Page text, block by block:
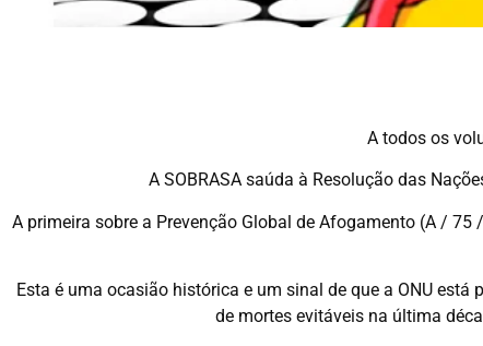
A todos os
A SOBRASA saúda à Resolução das
A primeira sobre a Prevenção Global de Afogamento (A /
Esta é uma ocasião histórica e um sinal de que a ONU
de mortes evitáveis na última